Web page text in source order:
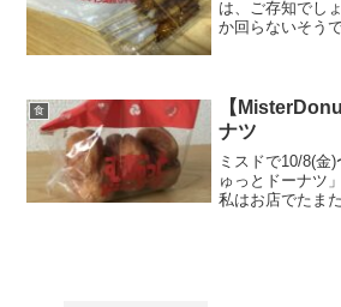
は、ご存知でし
か回らないそう
くなるそうです
食
【
ナツ
ミスドで10/8(金
ゅっとドーナツ
私はお店でたま